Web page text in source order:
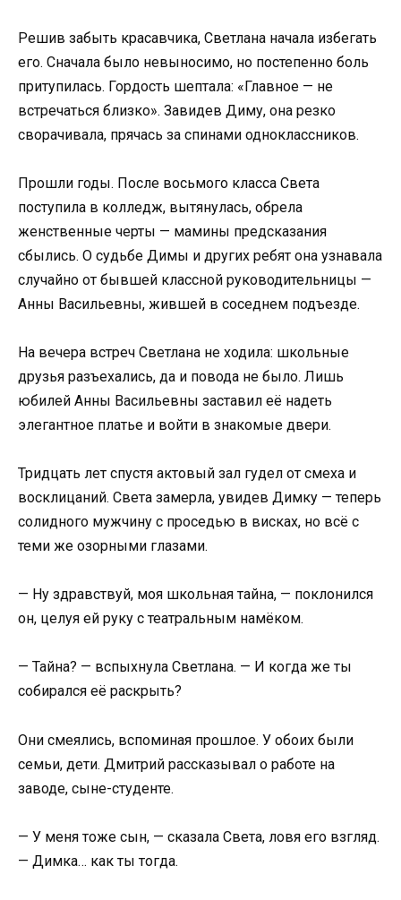
Решив забыть красавчика, Светлана начала избегать
его. Сначала было невыносимо, но постепенно боль
притупилась. Гордость шептала: «Главное — не
встречаться близко». Завидев Диму, она резко
сворачивала, прячась за спинами одноклассников.
Прошли годы. После восьмого класса Света
поступила в колледж, вытянулась, обрела
женственные черты — мамины предсказания
сбылись. О судьбе Димы и других ребят она узнавала
случайно от бывшей классной руководительницы —
Анны Васильевны, жившей в соседнем подъезде.
На вечера встреч Светлана не ходила: школьные
друзья разъехались, да и повода не было. Лишь
юбилей Анны Васильевны заставил её надеть
элегантное платье и войти в знакомые двери.
Тридцать лет спустя актовый зал гудел от смеха и
восклицаний. Света замерла, увидев Димку — теперь
солидного мужчину с проседью в висках, но всё с
теми же озорными глазами.
— Ну здравствуй, моя школьная тайна, — поклонился
он, целуя ей руку с театральным намёком.
— Тайна? — вспыхнула Светлана. — И когда же ты
собирался её раскрыть?
Они смеялись, вспоминая прошлое. У обоих были
семьи, дети. Дмитрий рассказывал о работе на
заводе, сыне-студенте.
— У меня тоже сын, — сказала Света, ловя его взгляд.
— Димка… как ты тогда.